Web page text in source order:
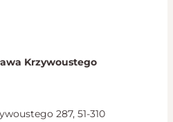
Krzywoustego
287, 51-310